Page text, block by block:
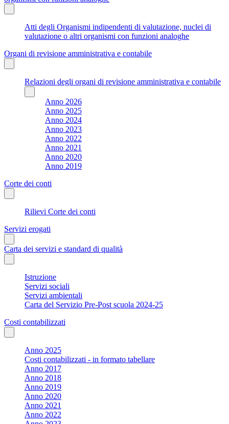
Atti degli Organismi indipendenti di valutazione, nuclei di
valutazione o altri organismi con funzioni analoghe
Organi di revisione amministrativa e contabile
Relazioni degli organi di revisione amministrativa e contabile
Anno 2026
Anno 2025
Anno 2024
Anno 2023
Anno 2022
Anno 2021
Anno 2020
Anno 2019
Corte dei conti
Rilievi Corte dei conti
Servizi erogati
Carta dei servizi e standard di qualità
Istruzione
Servizi sociali
Servizi ambientali
Carta del Servizio Pre-Post scuola 2024-25
Costi contabilizzati
Anno 2025
Costi contabilizzati - in formato tabellare
Anno 2017
Anno 2018
Anno 2019
Anno 2020
Anno 2021
Anno 2022